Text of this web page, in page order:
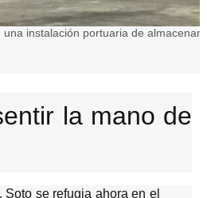
una instalación portuaria de
la mano de
se refugia ahora en el